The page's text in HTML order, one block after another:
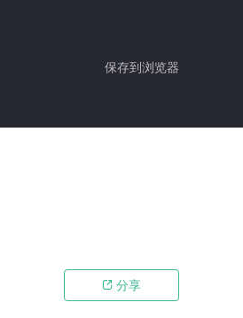
保存到浏览器
 分享